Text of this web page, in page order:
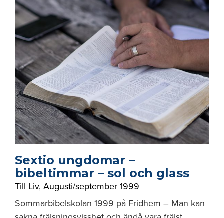
Sextio ungdomar –
bibeltimmar – sol och glass
Till Liv, Augusti/september 1999
Sommarbibelskolan 1999 på Fridhem – Man kan